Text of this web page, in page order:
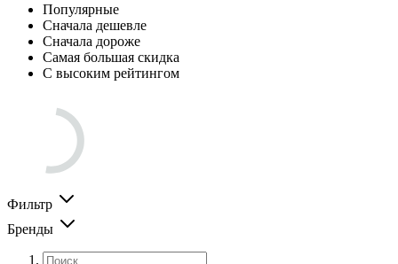
Популярные
Сначала дешевле
Сначала дороже
Самая большая скидка
С высоким рейтингом
Фильтр
Бренды